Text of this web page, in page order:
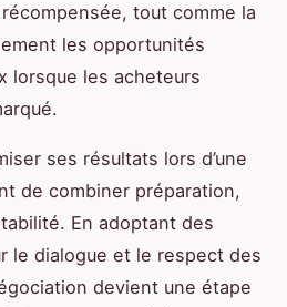
tout comme la
les opportunités
lorsque les acheteurs
ses résultats lors d’une
de combiner préparation,
En adoptant des
le dialogue et le respect des
devient une étape